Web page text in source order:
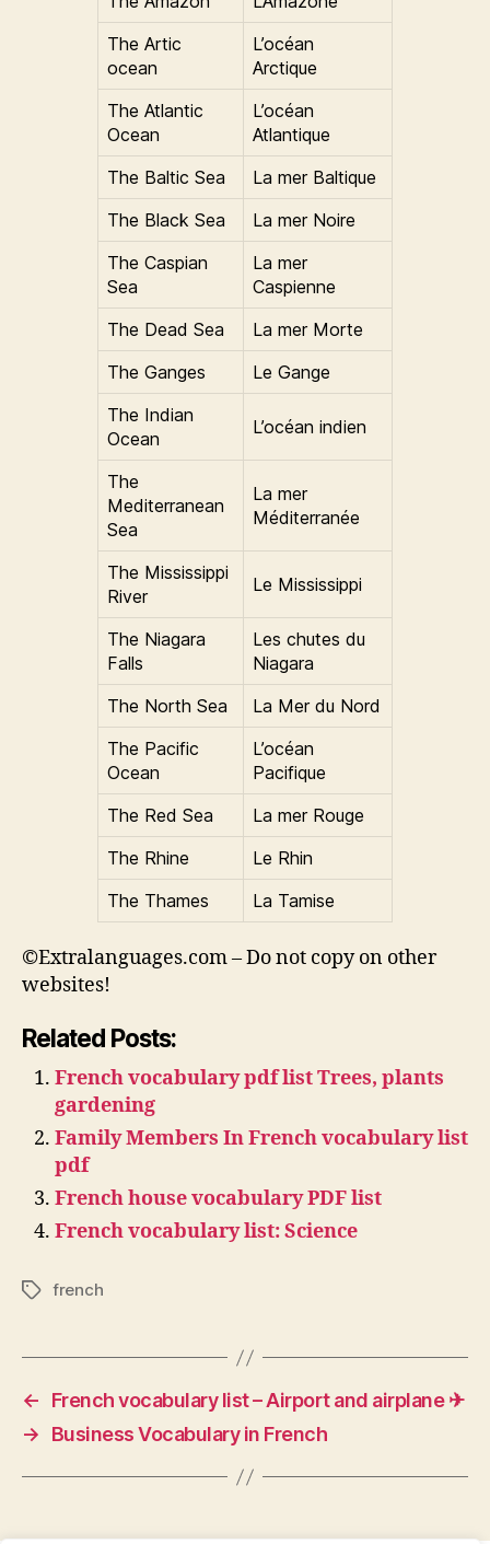
The Artic
ocean
L’océan
Arctique
The Atlantic
Ocean
L’océan
Atlantique
The Baltic Sea
La mer Baltique
The Black Sea
La mer Noire
The Caspian
Sea
La mer
Caspienne
The Dead Sea
La mer Morte
The Ganges
Le Gange
The Indian
Ocean
L’océan indien
The
Mediterranean
Sea
La mer
Méditerranée
The Mississippi
River
Le Mississippi
The Niagara
Falls
Les chutes du
Niagara
The North Sea
La Mer du Nord
The Pacific
Ocean
L’océan
Pacifique
The Red Sea
La mer Rouge
The Rhine
Le Rhin
The Thames
La Tamise
©Extralanguages.com – Do not copy on other
websites!
Related Posts:
French vocabulary pdf list Trees, plants
gardening
Family Members In French vocabulary list
pdf
French house vocabulary PDF list
French vocabulary list: Science
Tagsfrench
←
French vocabulary list – Airport and airplane ✈
→
Business Vocabulary in French